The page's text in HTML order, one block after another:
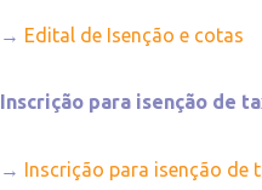
→ Edital de Isenção e cotas
Inscrição para isenção de
→ Inscrição para isenção de